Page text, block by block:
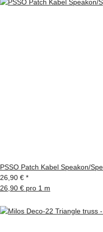
PSSO Patch Kabel Speakon/
26,90 € *
26,90 € pro 1 m